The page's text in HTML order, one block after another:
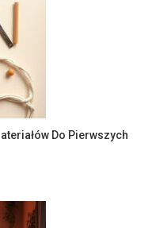
Do Pierwszych